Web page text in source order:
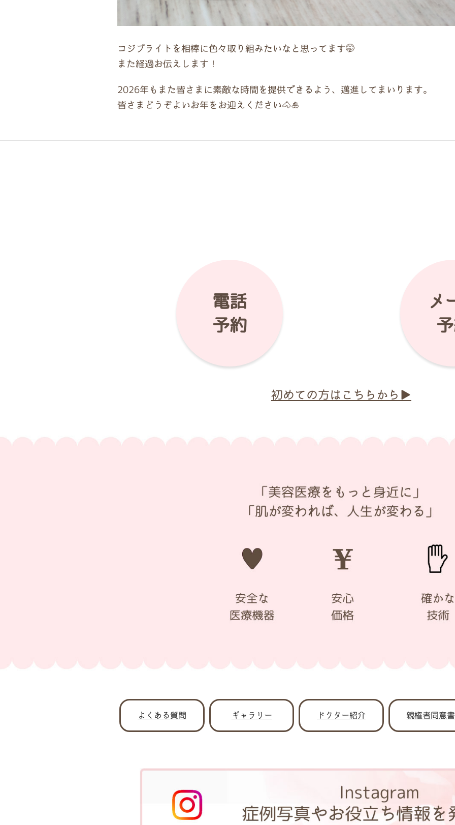
コジブライトを相棒に色々取り組みたいなと思ってます🤭
また経過お伝えします！
2026年もまた皆さまに素敵な時間を提供できるよう、邁進してまいります。
皆さまどうぞよいお年をお迎えください🐴🎍
電話
予約
メ
初めての方はこちらから▶
よくある質問 ギャラリー ドクター紹介 親権者同意書